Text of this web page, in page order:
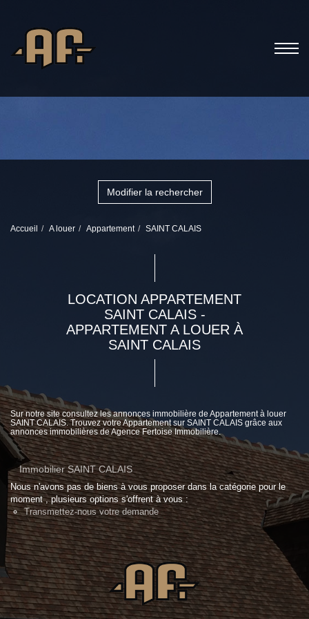
Modifier la rechercher
Accueil A louer Appartement SAINT CALAIS
LOCATION APPARTEMENT
SAINT CALAIS -
APPARTEMENT A LOUER À
SAINT CALAIS
Sur notre site consultez les annonces immobilière de Appartement à louer
SAINT CALAIS. Trouvez votre Appartement sur SAINT CALAIS grâce aux
annonces immobilières de Agence Fertoise Immobilière.
Immobilier SAINT CALAIS
Nous n'avons pas de biens à vous proposer dans la catégorie pour le
moment , plusieurs options s'offrent à vous :
Transmettez-nous votre demande